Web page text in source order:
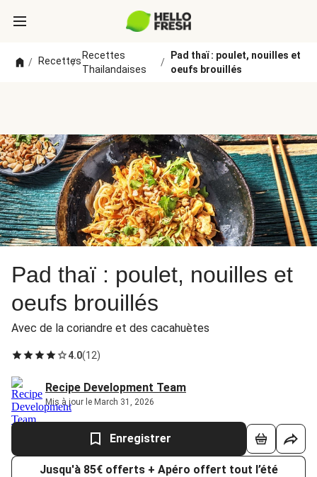
/ Recettes
/
Recettes
Thailandaises
/
Pad thaï : poulet, nouilles et
oeufs brouillés
Pad thaï : poulet, nouilles et
oeufs brouillés
Avec de la coriandre et des cacahuètes
4.0(12)
Recipe Development Team
Mis à jour le March 31, 2026
Enregistrer
Jusqu'à 85€ offerts + Apéro offert tout l’été